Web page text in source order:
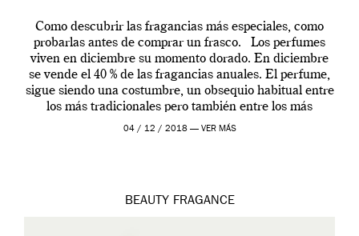
Como descubrir las fragancias más especiales, como
probarlas antes de comprar un frasco. Los perfumes
viven en diciembre su momento dorado. En diciembre
se vende el 40 % de las fragancias anuales. El perfume,
sigue siendo una costumbre, un obsequio habitual entre
los más tradicionales pero también entre los más
modernos. Estos días ha […]
04 / 12 / 2018 — VER MÁS
BEAUTY FRAGANCE